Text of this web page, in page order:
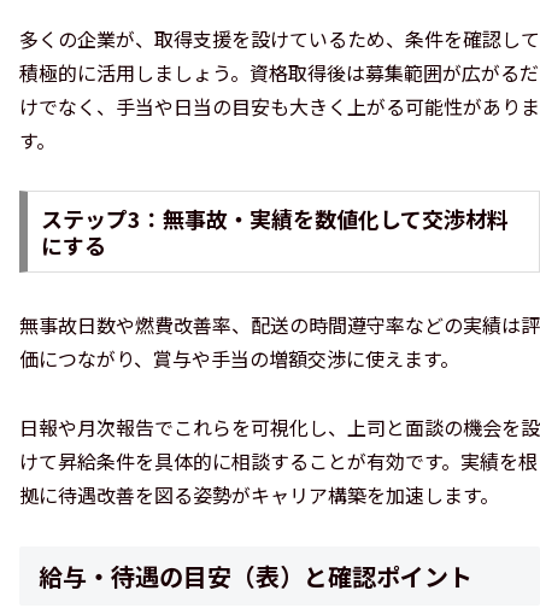
多くの企業が、取得支援を設けているため、条件を確認して
積極的に活用しましょう。資格取得後は募集範囲が広がるだ
けでなく、手当や日当の目安も大きく上がる可能性がありま
す。
ステップ3：無事故・実績を数値化して交渉材料
にする
無事故日数や燃費改善率、配送の時間遵守率などの実績は評
価につながり、賞与や手当の増額交渉に使えます。
日報や月次報告でこれらを可視化し、上司と面談の機会を設
けて昇給条件を具体的に相談することが有効です。実績を根
拠に待遇改善を図る姿勢がキャリア構築を加速します。
給与・待遇の目安（表）と確認ポイント